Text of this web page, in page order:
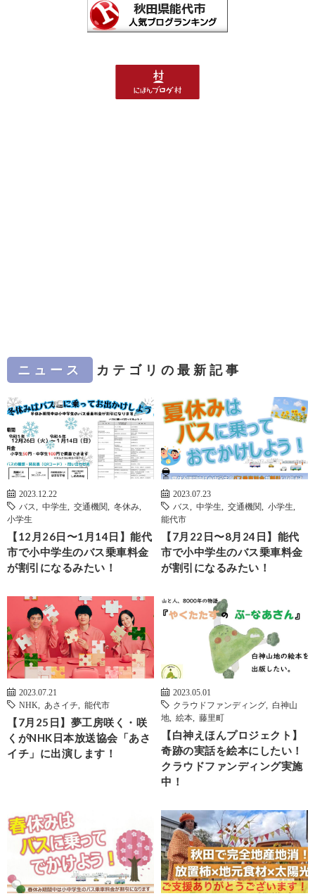
ニュース カテゴリの最新記事
2023.12.22
バス
中学生 交通機関 冬休み
小学生
【12月26日〜1月14日】能代
市で小中学生のバス乗車料金
が割引になるみたい！
2023.07.23
バス
中学生 交通機関 小学生
能代市
【7月22日〜8月24日】能代
市で小中学生のバス乗車料金
が割引になるみたい！
2023.07.21
NHK
あさイチ 能代市
【7月25日】夢工房咲く・咲
くがNHK日本放送協会「あさ
イチ」に出演します！
2023.05.01
クラウドファンディング
白神山
地
絵本 藤里町
【白神えほんプロジェクト】
奇跡の実話を絵本にしたい！
クラウドファンディング実施
中！